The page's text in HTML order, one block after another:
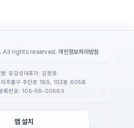
. All rights reserved.개인정보처리방침
: 공감성 대표자: 김정호
미추홀구 주안로 189, 102동 605호
록번호: 105-56-00563
앱 설치